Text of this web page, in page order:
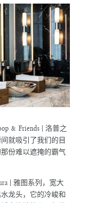
& Friends | 洛普之
就吸引了我们的目
份难以遮掩的霸气
| 雅图系列，宽大
龙头，它的冷峻和